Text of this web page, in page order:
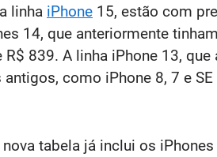
linha iPhone 15, estão com
14, que anteriormente
839. A linha iPhone 13,
como iPhone 8, 7 e
tabela já inclui os